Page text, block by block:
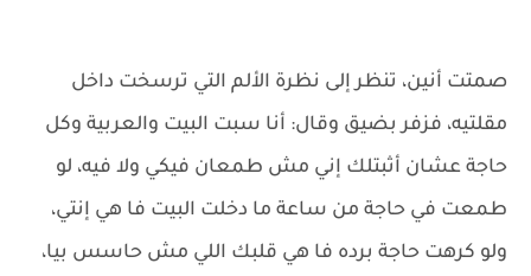
صمتت أنين، تنظر إلى نظرة الألم التي ترسخت داخل
مقلتيه، فزفر بضيق وقال: أنا سبت البيت والعربية وكل
حاجة عشان أثبتلك إني مش طمعان فيكي ولا فيه، لو
طمعت في حاجة من ساعة ما دخلت البيت فا هي إنتي،
ولو كرهت حاجة برده فا هي قلبك اللي مش حاسس بيا،